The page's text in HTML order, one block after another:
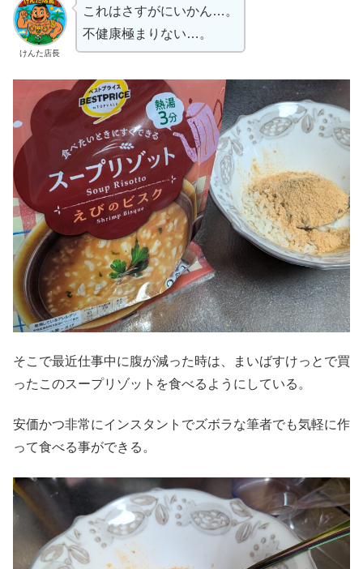
けんた店長
これはさすがにいかん…。
不健康極まりない…。
そこで最近仕事中に腹が減った時は、まいばすけっとで買
ったこのスープリゾットを食べるようにしている。
安価かつ非常にインスタントでズボラな筆者でも気軽に作
って食べる事ができる。